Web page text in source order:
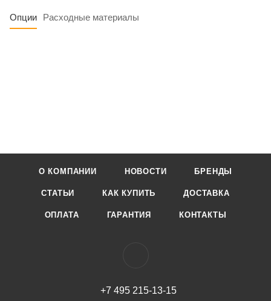
Опции Расходные материалы
О КОМПАНИИ НОВОСТИ БРЕНДЫ
СТАТЬИ КАК КУПИТЬ ДОСТАВКА
ОПЛАТА ГАРАНТИЯ КОНТАКТЫ
+7 495 215-13-15